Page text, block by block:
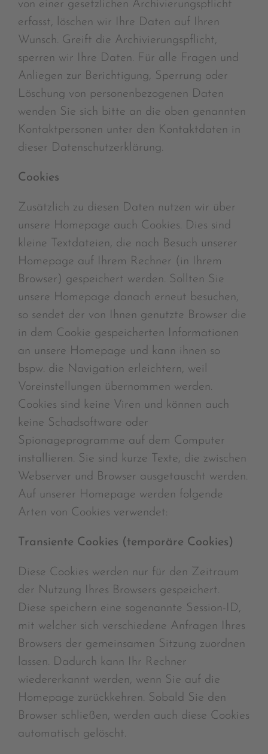
von einer gesetzlichen Archivierungspflicht
erfasst, löschen wir Ihre Daten auf Ihren
Wunsch. Greift die Archivierungspflicht,
sperren wir Ihre Daten. Für alle Fragen und
Anliegen zur Berichtigung, Sperrung oder
Löschung von personenbezogenen Daten
wenden Sie sich bitte an die oben genannten
Kontaktpersonen unter den Kontaktdaten in
dieser Datenschutzerklärung.
Cookies
Zusätzlich zu diesen Daten nutzen wir über
unsere Homepage auch Cookies. Dies sind
kleine Textdateien, die nach Besuch unserer
Homepage auf Ihrem Rechner (in Ihrem
Browser) gespeichert werden. Sollten Sie
unsere Homepage danach erneut besuchen,
so sendet der von Ihnen genutzte Browser die
in dem Cookie gespeicherten Informationen
an unsere Homepage und kann ihnen so
bspw. die Navigation erleichtern, weil
Voreinstellungen übernommen werden.
Cookies sind keine Viren und können auch
keine Schadsoftware oder
Spionageprogramme auf dem Computer
installieren. Sie sind kurze Texte, die zwischen
Webserver und Browser ausgetauscht werden.
Auf unserer Homepage werden folgende
Arten von Cookies verwendet:
Transiente Cookies (temporäre Cookies)
Diese Cookies werden nur für den Zeitraum
der Nutzung Ihres Browsers gespeichert.
Diese speichern eine sogenannte Session-ID,
mit welcher sich verschiedene Anfragen Ihres
Browsers der gemeinsamen Sitzung zuordnen
lassen. Dadurch kann Ihr Rechner
wiedererkannt werden, wenn Sie auf die
Homepage zurückkehren. Sobald Sie den
Browser schließen, werden auch diese Cookies
automatisch gelöscht.